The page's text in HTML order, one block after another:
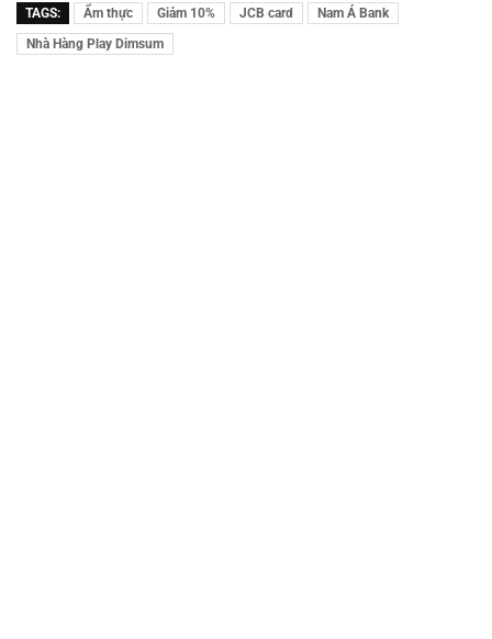
TAGS: Ẩm thực Giảm 10% JCB card
Nam Á Bank
Nhà Hàng Play Dimsum